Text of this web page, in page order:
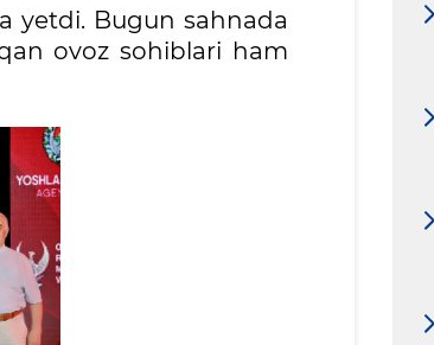
yetdi. Bugun sahnada
ovoz sohiblari ham